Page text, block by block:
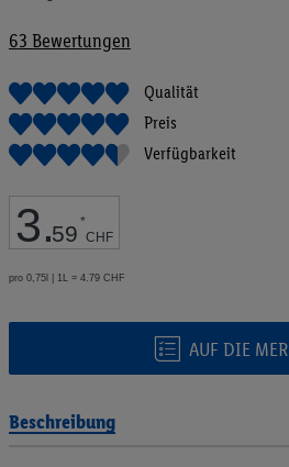
63 Bewertungen
Qualität
Preis
Verfügbarkeit
3.59 *
CHF
pro 0,75l | 1L = 4.79 CHF
AUF DIE
springen
Beschreibung